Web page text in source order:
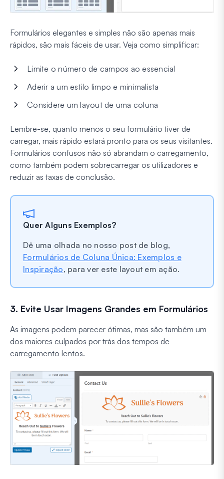
Formulários elegantes e simples não são apenas mais
rápidos, são mais fáceis de usar. Veja como simplificar:
Limite o número de campos ao essencial
Aderir a um estilo limpo e minimalista
Considere um layout de uma coluna
Lembre-se, quanto menos o seu formulário tiver de
carregar, mais rápido estará pronto para os seus visitantes.
Formulários confusos não só abrandam o carregamento,
como também podem sobrecarregar os utilizadores e
reduzir as taxas de conclusão.
Quer Alguns Exemplos?
Dê uma olhada no nosso post de blog,
Formulários de Coluna Única: Exemplos e
Inspiração, para ver este layout em ação.
3. Evite Usar Imagens Grandes em Formulários
As imagens podem parecer ótimas, mas são também um
dos maiores culpados por trás dos tempos de
carregamento lentos.